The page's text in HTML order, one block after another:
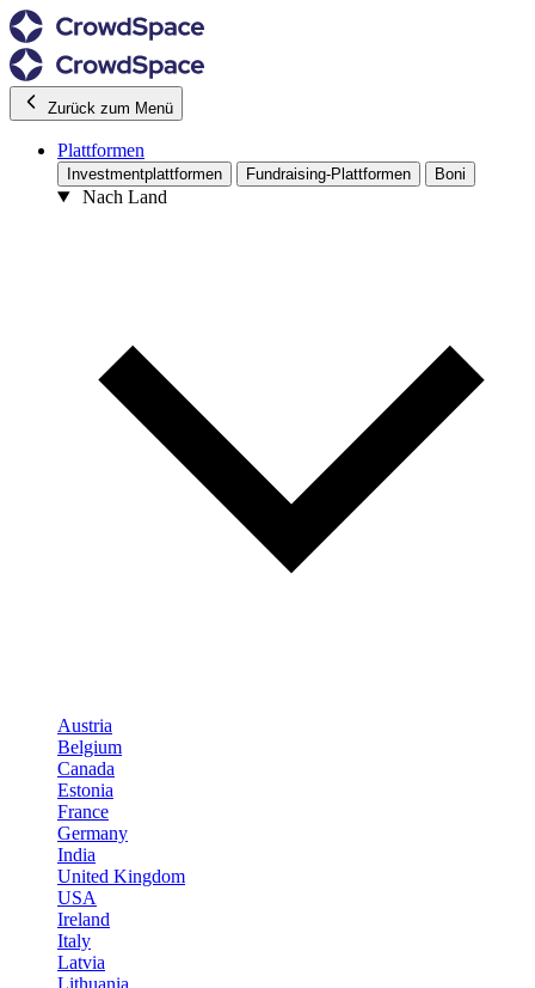
Zurück zum Menü
Plattformen
Investmentplattformen Fundraising-Plattformen Boni
Nach Land
Austria
Belgium
Canada
Estonia
France
Germany
India
United Kingdom
USA
Ireland
Italy
Latvia
Lithuania